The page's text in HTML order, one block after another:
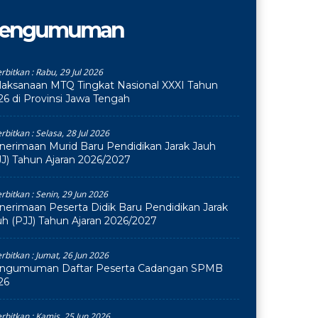
:Rabu, 29 Jul 2026
MTQ Tingkat Nasional XXXI Tahun
di Provinsi Jawa Tengah
:Selasa, 28 Jul 2026
Murid Baru Pendidikan Jarak Jauh
Tahun Ajaran 2026/2027
:Senin, 29 Jun 2026
Peserta Didik Baru Pendidikan Jarak
(PJJ) Tahun Ajaran 2026/2027
:Jumat, 26 Jun 2026
Daftar Peserta Cadangan SPMB